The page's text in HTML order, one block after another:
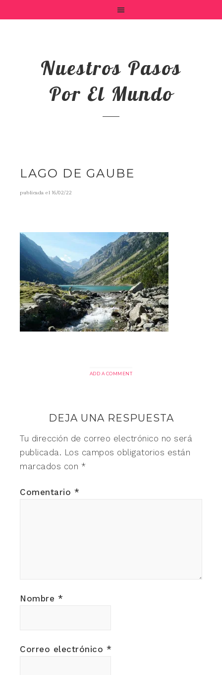
Nuestros Pasos
Por El Mundo
LAGO DE GAUBE
publicada el16/02/22
ADD A COMMENT
DEJA UNA RESPUESTA
Tu dirección de correo electrónico no será
publicada. Los campos obligatorios están
marcados con *
Comentario *
Nombre *
Correo electrónico *